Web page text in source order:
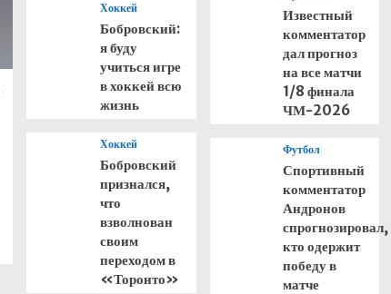
Хоккей
Бобровский:
я буду
учиться игре
в хоккей всю
жизнь
Хоккей
Бобровский
признался,
что
взволнован
своим
переходом в
«Торонто»
Известный
комментатор
дал прогноз
на все матчи
1/8 финала
ЧМ-2026
Футбол
Спортивный
комментатор
Андронов
спрогнозировал,
кто одержит
победу в
матче